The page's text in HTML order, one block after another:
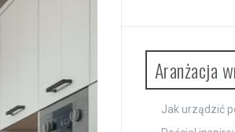
Aranżacja
Jak urządzić